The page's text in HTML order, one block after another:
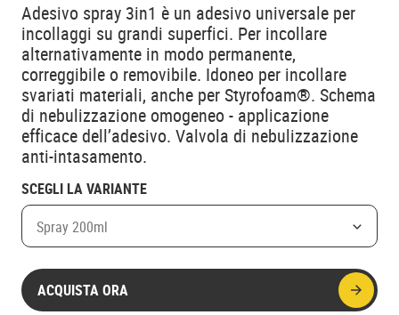
Adesivo spray 3in1 è un adesivo universale per
incollaggi su grandi superfici. Per incollare
alternativamente in modo permanente,
correggibile o removibile. Idoneo per incollare
svariati materiali, anche per Styrofoam®. Schema
di nebulizzazione omogeneo - applicazione
efficace dell’adesivo. Valvola di nebulizzazione
anti-intasamento.
SCEGLI LA VARIANTE
Spray 200ml
ACQUISTA ORA